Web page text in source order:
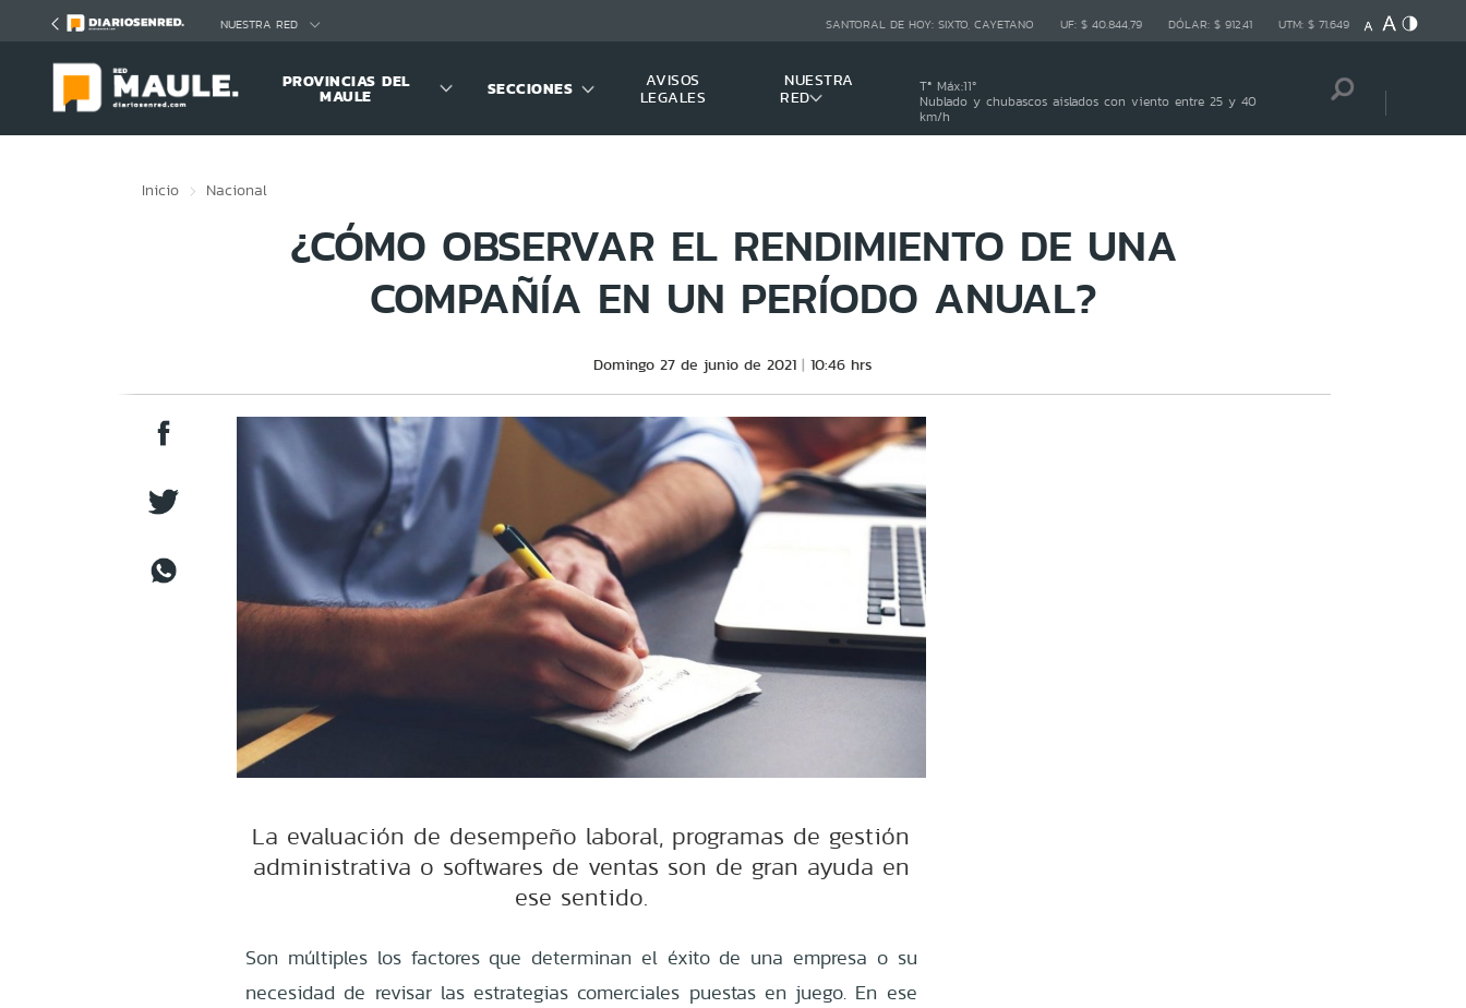
NUESTRA RED SANTORAL DE HOY: SIXTO, CAYETANO UF: $ 40.844,79 DÓLAR: $ 912,41 UTM: $ 71.649
PROVINCIAS DEL
MAULE SECCIONES
AVISOS
LEGALES
NUESTRA
RED
Tª Máx:11º
Nublado y chubascos aislados con viento entre 25 y 40
km/h
Inicio Nacional
¿CÓMO OBSERVAR EL RENDIMIENTO DE UNA
COMPAÑÍA EN UN PERÍODO ANUAL?
Domingo 27 de junio de 2021 10:46 hrs
La evaluación de desempeño laboral, programas de gestión
administrativa o softwares de ventas son de gran ayuda en
ese sentido.
Son múltiples los factores que determinan el éxito de una empresa o su
necesidad de revisar las estrategias comerciales puestas en juego. En ese